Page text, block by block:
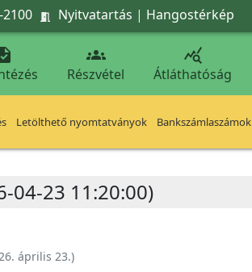
 Nyitvatartás | Hangostérkép
 
Részvétel

Átláthatóság
Letölthető nyomtatványok Bankszámlaszámok
04-23 11:20:00)
április 23.)